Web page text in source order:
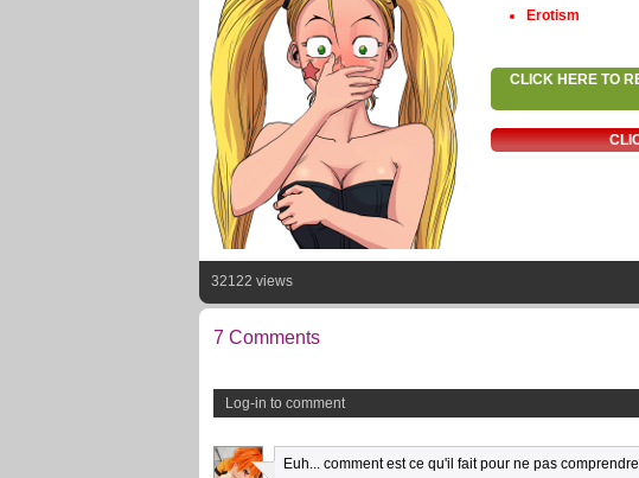
Erotism
CLICK HERE TO
32122 views
7 Comments
Log-in to comment
Euh... comment est ce qu'il fait pour ne pas